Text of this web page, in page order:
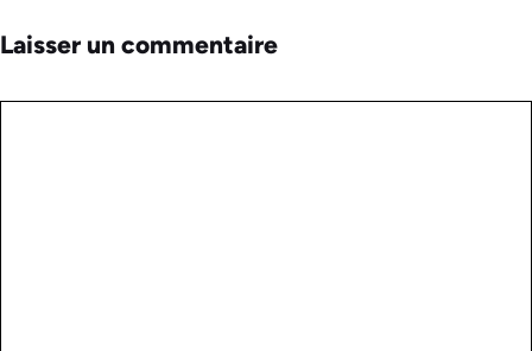
Laisser un commentaire